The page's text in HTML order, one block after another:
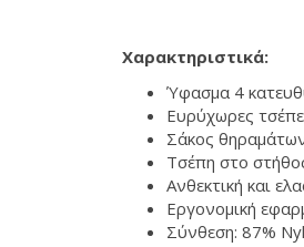
Χαρακτηριστικά:
Ύφασμα 4
Ευρύχωρες
Σάκος
Τσέπη στο
Ανθεκτική και
Εργονομική
Σύνθεση: 87%